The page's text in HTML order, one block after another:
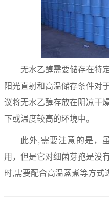
无水乙醇需要储存在特
阳光直射和高温储存条件对
议将无水乙醇存放在阴凉干
下或温度较高的环境中。
此外,需要注意的是，
用，但是它对细菌芽孢是没
时,需要配合高温蒸煮等方式